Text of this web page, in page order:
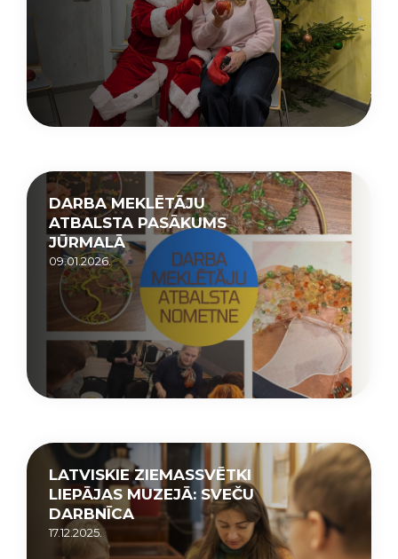
DARBA MEKLĒTĀJU
ATBALSTA PASĀKUMS
JŪRMALĀ
09.01.2026.
LATVISKIE ZIEMASSVĒTKI
LIEPĀJAS MUZEJĀ: SVEČU
DARBNĪCA
17.12.2025.